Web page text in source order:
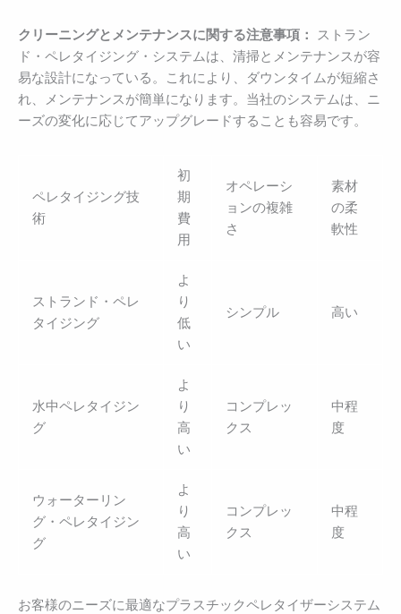
クリーニングとメンテナンスに関する注意事項：
ストラン
ド・ペレタイジング・システムは、清掃とメンテナンスが容
易な設計になっている。これにより、ダウンタイムが短縮さ
れ、メンテナンスが簡単になります。当社のシステムは、ニ
ーズの変化に応じてアップグレードすることも容易です。
ペレタイジング技
術
初
期
費
用
オペレーシ
ョンの複雑
さ
素材
の柔
軟性
ストランド・ペレ
タイジング
よ
り
低
い
シンプル 高い
水中ペレタイジン
グ
よ
り
高
い
コンプレッ
クス
中程
度
ウォーターリン
グ・ペレタイジン
グ
よ
り
高
い
コンプレッ
クス
中程
度
お客様のニーズに最適なプラスチックペレタイザーシステム